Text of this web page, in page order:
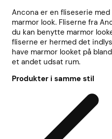
Ancona er en fliseserie
marmor look. Fliserne fra
du kan benytte marmor
fliserne er hermed det
have marmor looket på
et andet udsat rum.
Produkter i samme stil